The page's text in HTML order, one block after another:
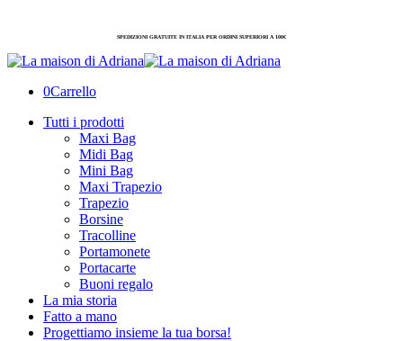
SPEDIZIONI GRATUITE IN ITALIA PER ORDINI SUPERIORI A 100€
0Carrello
Tutti i prodotti
Maxi Bag
Midi Bag
Mini Bag
Maxi Trapezio
Trapezio
Borsine
Tracolline
Portamonete
Portacarte
Buoni regalo
La mia storia
Fatto a mano
Progettiamo insieme la tua borsa!